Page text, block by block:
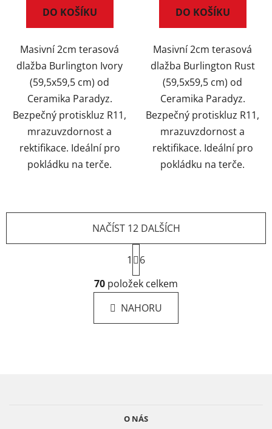
DO KOŠÍKU
Masivní 2cm terasová
dlažba Burlington Ivory
(59,5x59,5 cm) od
Ceramika Paradyz.
Bezpečný protiskluz R11,
mrazuvzdornost a
rektifikace. Ideální pro
pokládku na terče.
DO KOŠÍKU
Masivní 2cm terasová
dlažba Burlington Rust
(59,5x59,5 cm) od
Ceramika Paradyz.
Bezpečný protiskluz R11,
mrazuvzdornost a
rektifikace. Ideální pro
pokládku na terče.
O
v
l
á
d
k
NAČÍST 12 DALŠÍCH
t
r
á
n
k
1
6
70 položek celkem
NAHORU
O NÁS